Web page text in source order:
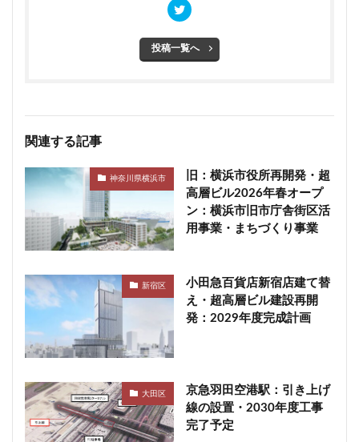
投稿一覧へ
関連する記事
神奈川県横浜市
旧：横浜市役所再開発・超
高層ビル2026年春オープ
ン：横浜市旧市庁舎街区活
用事業・まちづくり事業
新宿区
小田急百貨店新宿店建て替
え・超高層ビル建設再開
発：2029年度完成計画
大田区
京急羽田空港駅：引き上げ
線の設置・2030年度工事
完了予定